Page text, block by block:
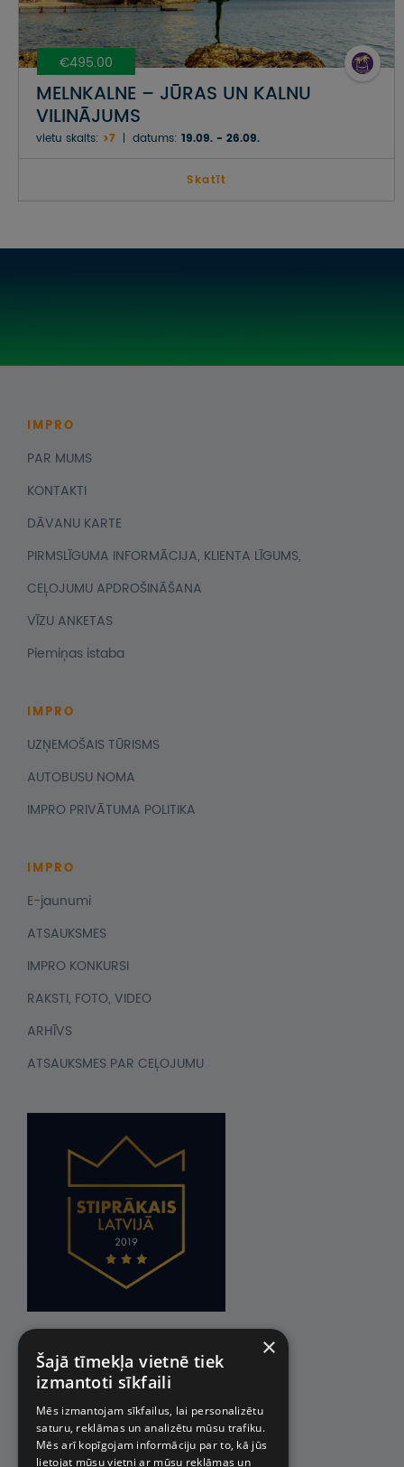
€495.00
MELNKALNE – JŪRAS UN KALNU
VILINĀJUMS
vietu skaits: >7 datums: 19.09. - 26.09.
Skatīt
IMPRO
PAR MUMS
KONTAKTI
DĀVANU KARTE
PIRMSLĪGUMA INFORMĀCIJA, KLIENTA LĪGUMS,
CEĻOJUMU APDROŠINĀŠANA
VĪZU ANKETAS
Piemiņas istaba
IMPRO
UZŅEMOŠAIS TŪRISMS
AUTOBUSU NOMA
IMPRO PRIVĀTUMA POLITIKA
IMPRO
E-jaunumi
ATSAUKSMES
IMPRO KONKURSI
RAKSTI, FOTO, VIDEO
ARHĪVS
ATSAUKSMES PAR CEĻOJUMU
×
Šajā tīmekļa vietnē tiek
izmantoti sīkfaili
Mēs izmantojam sīkfailus, lai personalizētu
saturu, reklāmas un analizētu mūsu trafiku.
Mēs arī kopīgojam informāciju par to, kā jūs
lietojat mūsu vietni ar mūsu reklāmas un